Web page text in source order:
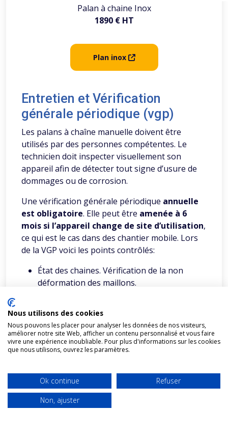
Palan à chaine Inox
1890 € HT
Plan inox
Entretien et Vérification
générale périodique (vgp)
Les palans à chaîne manuelle doivent être
utilisés par des personnes compétentes. Le
technicien doit inspecter visuellement son
appareil afin de détecter tout signe d’usure de
dommages ou de corrosion.
Une vérification générale périodique annuelle
est obligatoire. Elle peut être amenée à 6
mois si l’appareil change de site d’utilisation,
ce qui est le cas dans des chantier mobile. Lors
de la VGP voici les points contrôlés:
État des chaines. Vérification de la non
déformation des maillons.
Contrôle du crochet de levage ainsi que du
bon fonctionnement de son linguet.
La dernière action réalisée est un test de levée à
vérifier si le palan peut bien lever sa charge et la
maintenir levée pendant 10 minutes.
Dans la photo suivant, on constate un linguet
Nous utilisons des cookies
Nous pouvons les placer pour analyser les données de nos visiteurs,
améliorer notre site Web, afficher un contenu personnalisé et vous faire
vivre une expérience inoubliable. Pour plus d'informations sur les cookies
que nous utilisons, ouvrez les paramètres.
Ok continue
Refuser
Non, ajuster